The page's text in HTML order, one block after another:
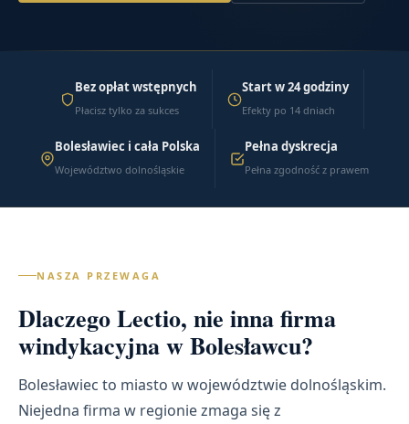
Bez opłat wstępnych
Płacisz tylko za sukces
Start w 24 godziny
Efekty po 14 dniach
Bolesławiec i cała Polska
Województwo dolnośląskie
Pełna dyskrecja
Pełna zgodność z prawem
NASZA PRZEWAGA
Dlaczego Lectio, nie inna firma
windykacyjna w Bolesławcu?
Bolesławiec to miasto w województwie dolnośląskim.
Niejedna firma w regionie zmaga się z